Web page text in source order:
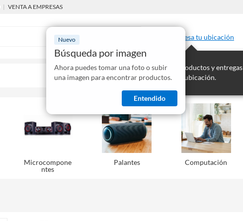
| VENTA A EMPRESAS
Nuevo
Búsqueda por imagen
Ahora puedes tomar una foto o subir
una imagen para encontrar productos.
Entendido
Ingresa tu ubicación
Mostraremos los productos y entregas
disponibles para tu ubicación.
Microcompone
ntes
Palantes Computación